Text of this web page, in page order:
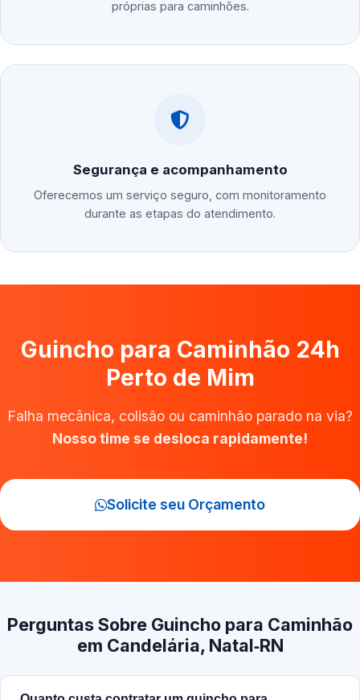
próprias para caminhões.
Segurança e acompanhamento
Oferecemos um serviço seguro, com monitoramento
durante as etapas do atendimento.
Guincho para Caminhão 24h
Perto de Mim
Falha mecânica, colisão ou caminhão parado na via?
Nosso time se desloca rapidamente!
Solicite seu Orçamento
Perguntas Sobre Guincho para Caminhão
em Candelária, Natal‑RN